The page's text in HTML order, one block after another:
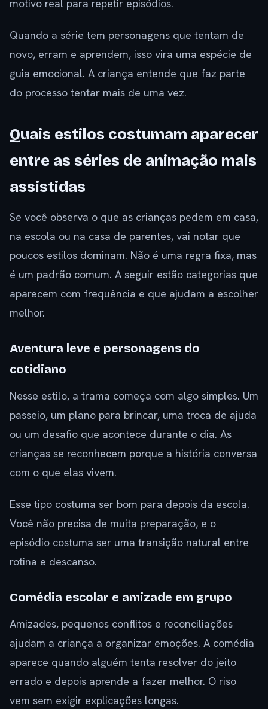
motivo real para repetir episódios.
Quando a série tem personagens que tentam de
novo, erram e aprendem, isso vira uma espécie de
guia emocional. A criança entende que faz parte
do processo tentar mais de uma vez.
Quais estilos costumam aparecer
entre as séries de animação mais
assistidas
Se você observa o que as crianças pedem em casa,
na escola ou na casa de parentes, vai notar que
poucos estilos dominam. Não é uma regra fixa, mas
é um padrão comum. A seguir estão categorias que
aparecem com frequência e que ajudam a escolher
melhor.
Aventura leve e personagens do
cotidiano
Nesse estilo, a trama começa com algo simples. Um
passeio, um plano para brincar, uma troca de ajuda
ou um desafio que acontece durante o dia. As
crianças se reconhecem porque a história conversa
com o que elas vivem.
Esse tipo costuma ser bom para depois da escola.
Você não precisa de muita preparação, e o
episódio costuma ser uma transição natural entre
rotina e descanso.
Comédia escolar e amizade em grupo
Amizades, pequenos conflitos e reconciliações
ajudam a criança a organizar emoções. A comédia
aparece quando alguém tenta resolver do jeito
errado e depois aprende a fazer melhor. O riso
vem sem exigir explicações longas.